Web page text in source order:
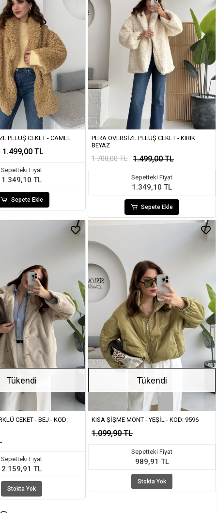
PELUŞ CEKET - CAMEL
1.499,00 TL
Sepetteki Fiyat
1.349,10 TL
Sepete Ekle
PERA OVERSIZE PELUŞ CEKET - KIRIK
BEYAZ
1.700,00 TL 1.499,00 TL
Sepetteki Fiyat
1.349,10 TL
Sepete Ekle
Tükendi
CEKET - BEJ - KOD:
Sepetteki Fiyat
2.159,91 TL
Stokta Yok
Tükendi
KISA ŞIŞME MONT - YEŞIL - KOD: 9596
1.099,90 TL
Sepetteki Fiyat
989,91 TL
Stokta Yok